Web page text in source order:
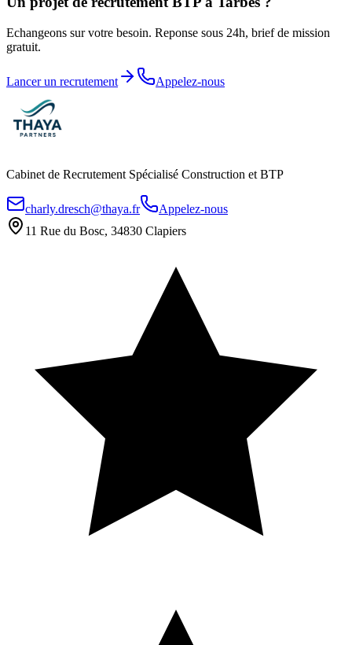
Echangeons sur votre besoin. Reponse sous 24h, brief de mission
gratuit.
Lancer un recrutement Appelez-nous
Cabinet de Recrutement Spécialisé Construction et BTP
charly.dresch@thaya.fr
Appelez-nous
11 Rue du Bosc, 34830 Clapiers